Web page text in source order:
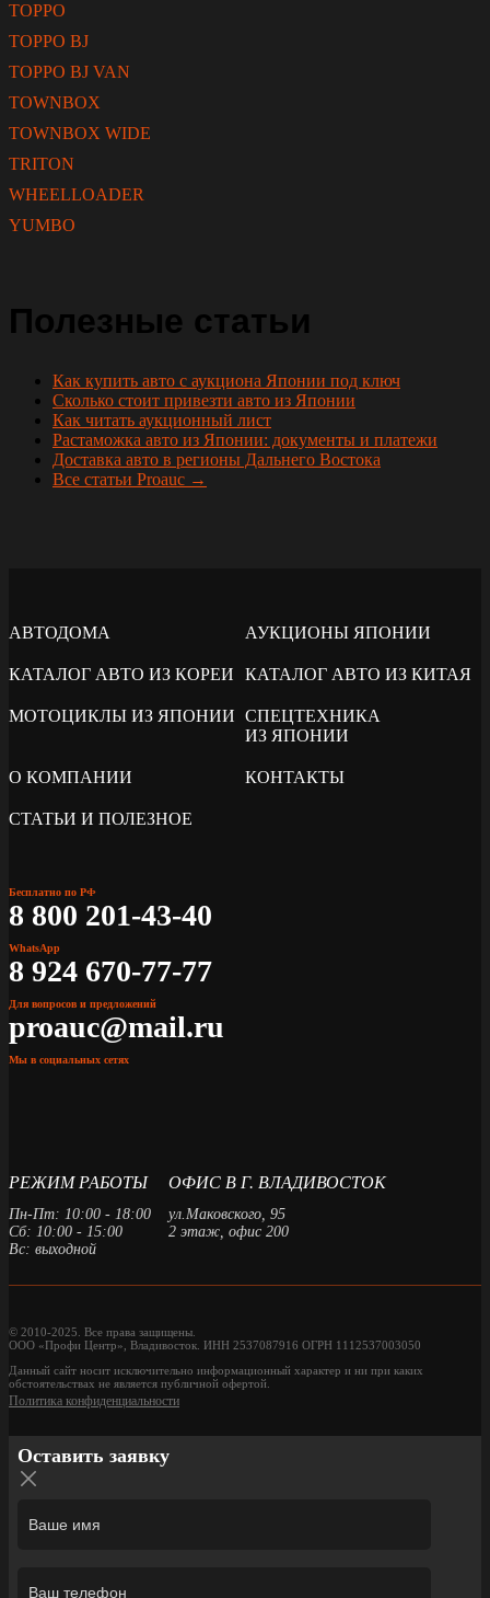
TOPPO
TOPPO BJ
TOPPO BJ VAN
TOWNBOX
TOWNBOX WIDE
TRITON
WHEELLOADER
YUMBO
Полезные статьи
Как купить авто с аукциона Японии под ключ
Сколько стоит привезти авто из Японии
Как читать аукционный лист
Растаможка авто из Японии: документы и платежи
Доставка авто в регионы Дальнего Востока
Все статьи Proauc →
АВТОДОМА АУКЦИОНЫ ЯПОНИИ
КАТАЛОГ АВТО ИЗ КОРЕИ КАТАЛОГ АВТО ИЗ КИТАЯ
МОТОЦИКЛЫ ИЗ ЯПОНИИ СПЕЦТЕХНИКА
ИЗ ЯПОНИИ
О КОМПАНИИ КОНТАКТЫ
СТАТЬИ И ПОЛЕЗНОЕ
Бесплатно по РФ
8 800 201-43-40
WhatsApp
8 924 670-77-77
Для вопросов и предложений
proauc@mail.ru
Мы в социальных сетях
РЕЖИМ РАБОТЫ
Пн-Пт: 10:00 - 18:00
Сб: 10:00 - 15:00
Вс: выходной
ОФИС В Г. ВЛАДИВОСТОК
ул.Маковского, 95
2 этаж, офис 200
© 2010-2025. Все права защищены.
ООО «Профи Центр», Владивосток. ИНН 2537087916 ОГРН 1112537003050
Данный сайт носит исключительно информационный характер и ни при каких
обстоятельствах не является публичной офертой.
Политика конфиденциальности
Оставить заявку